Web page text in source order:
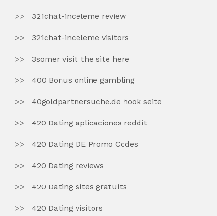
321chat-inceleme review
321chat-inceleme visitors
3somer visit the site here
400 Bonus online gambling
40goldpartnersuche.de hook seite
420 Dating aplicaciones reddit
420 Dating DE Promo Codes
420 Dating reviews
420 Dating sites gratuits
420 Dating visitors